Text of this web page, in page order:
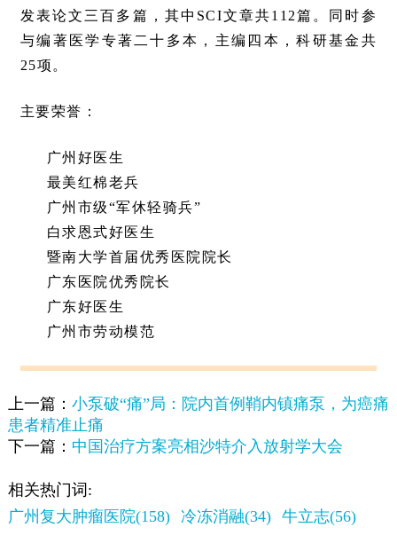
发表论文三百多篇，其中SCI文章共112篇。同时参
与编著医学专著二十多本，主编四本，科研基金共
25项。
主要荣誉：
广州好医生
最美红棉老兵
广州市级“军休轻骑兵”
白求恩式好医生
暨南大学首届优秀医院院长
广东医院优秀院长
广东好医生
广州市劳动模范
上一篇： 小泵破“痛”局：院内首例鞘内镇痛泵，为癌痛
患者精准止痛
下一篇： 中国治疗方案亮相沙特介入放射学大会
相关热门词:
广州复大肿瘤医院(158)
冷冻消融(34) 牛立志(56)